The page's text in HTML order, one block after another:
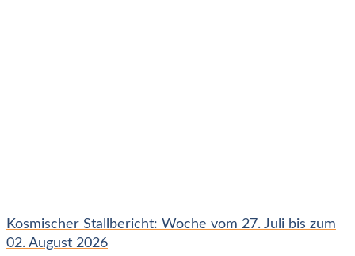
Kosmischer Stallbericht: Woche vom 27. Juli bis zum
02. August 2026